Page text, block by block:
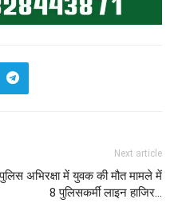
Next article
पुलिस अभिरक्षा में युवक की मौत मामले में
8 पुलिसकर्मी लाइन हाजिर…